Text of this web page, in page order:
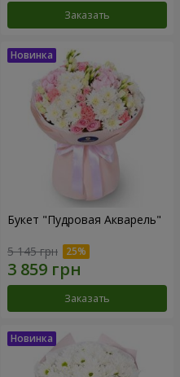
Заказать
Букет "Пудровая Акварель"
5 145 грн
Заказать